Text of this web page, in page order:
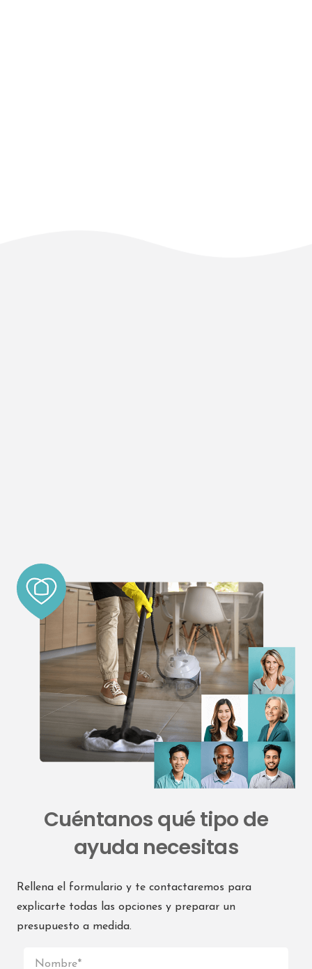
Cuéntanos qué tipo de
ayuda necesitas
Rellena el formulario y te contactaremos para
explicarte todas las opciones y preparar un
presupuesto a medida.